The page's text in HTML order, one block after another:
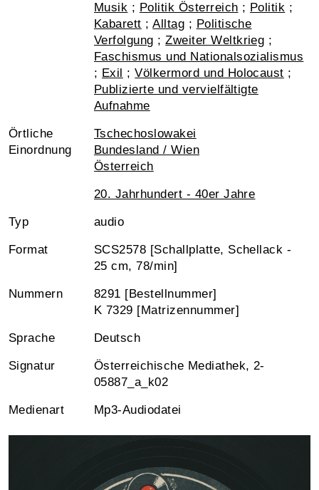
Musik ; Politik Österreich ; Politik ;
Kabarett ;Alltag ; Politische
Verfolgung ;Zweiter Weltkrieg ;
Faschismus und Nationalsozialismus
; Exil ;Völkermord und Holocaust ;
Publizierte und vervielfältigte
Aufnahme
Örtliche
Einordnung
Tschechoslowakei
Bundesland / Wien
Österreich
20. Jahrhundert - 40er Jahre
Typ audio
Format
SCS2578 [Schallplatte, Schellack -
25 cm, 78/min]
Nummern
8291 [Bestellnummer]
K 7329 [Matrizennummer]
Sprache Deutsch
Signatur
Österreichische Mediathek, 2-
05887_a_k02
Medienart Mp3-Audiodatei